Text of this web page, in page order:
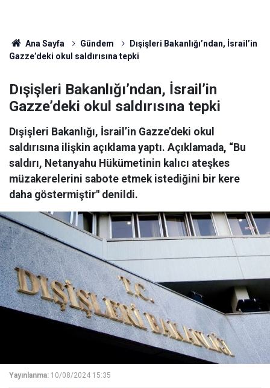
Ana Sayfa Gündem
Dışişleri Bakanlığı’ndan, İsrail’in
Gazze’deki okul saldırısına tepki
Dışişleri Bakanlığı’ndan, İsrail’in
Gazze’deki okul saldırısına tepki
Dışişleri Bakanlığı, İsrail’in Gazze’deki okul
saldırısına ilişkin açıklama yaptı. Açıklamada, “Bu
saldırı, Netanyahu Hükümetinin kalıcı ateşkes
müzakerelerini sabote etmek istediğini bir kere
daha göstermiştir" denildi.
Yayınlanma: 10/08/2024 15:35